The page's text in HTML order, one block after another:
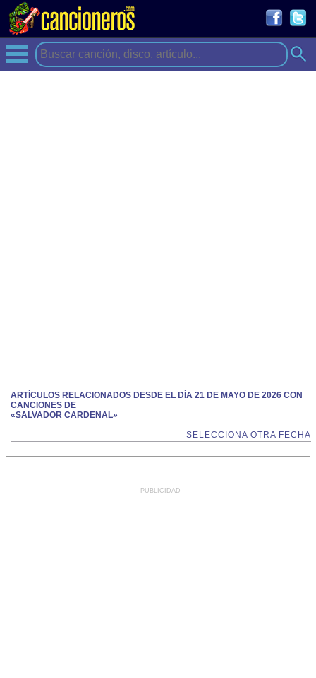
ARTÍCULOS RELACIONADOS DESDE EL DÍA 21 DE MAYO DE 2026 CON
CANCIONES DE
«SALVADOR CARDENAL»
SELECCIONA OTRA FECHA
PUBLICIDAD